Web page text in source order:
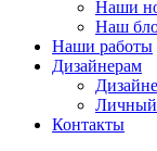
Наши
Наш
Наши работы
Дизайнерам
Личный
Контакты